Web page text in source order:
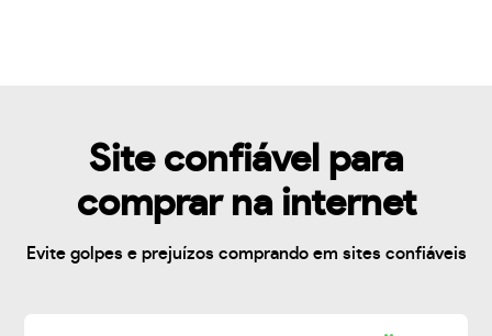
Site confiável para
comprar na internet
Evite golpes e prejuízos comprando em sites confiáveis